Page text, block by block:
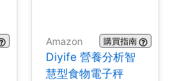
Amazon 購買指南
Diyife 營養分析智
慧型食物電子秤